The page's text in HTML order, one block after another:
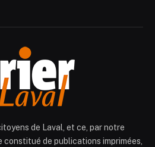
de Laval, et ce, par notre
de publications imprimées,